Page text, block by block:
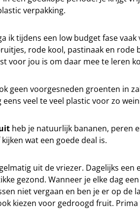
verpakking.
ik tijdens een low budget fase
rode kool, pastinaak en rode
voor jou is om daar mee te leren
geen voorgesneden groenten in
eens veel te veel plastic voor zo
heb je natuurlijk bananen, peren
wat een goede deal is.
uit de vriezer. Dagelijks
gezond. Wanneer je elke dag
niet vergaan en ben je er op de
kiezen voor gedroogd fruit.